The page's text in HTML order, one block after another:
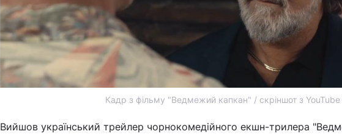
Кадр з фільму "Ведмежий капкан" / скріншот з YouTube
Вийшов український трейлер чорнокомедійного екшн-трилера